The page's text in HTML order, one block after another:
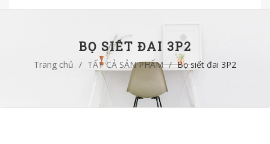
BỌ SIẾT ĐAI 3P2
Trang chủ / TẤT CẢ SẢN PHẨM / Bọ siết đai 3P2